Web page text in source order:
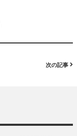
次の記事